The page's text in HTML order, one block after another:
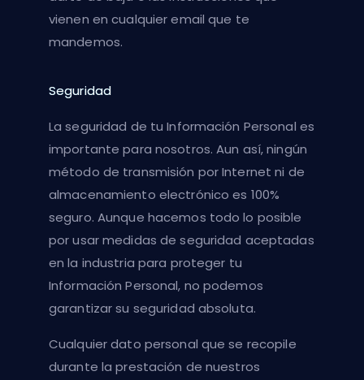
vienen en cualquier email que te
mandemos.
Seguridad
La seguridad de tu Información Personal es
importante para nosotros. Aun así, ningún
método de transmisión por Internet ni de
almacenamiento electrónico es 100%
seguro. Aunque hacemos todo lo posible
por usar medidas de seguridad aceptadas
en la industria para proteger tu
Información Personal, no podemos
garantizar su seguridad absoluta.
Cualquier dato personal que se recopile
durante la prestación de nuestros